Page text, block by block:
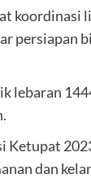
koordinasi
persiapan
lebaran
Ketupat
dan